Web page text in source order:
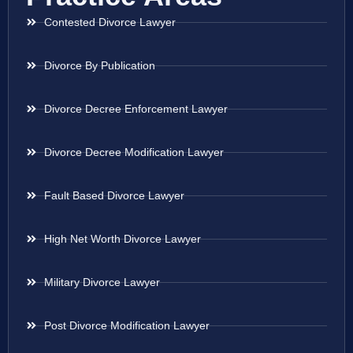
Contested Divorce Lawyer
Divorce By Publication
Divorce Decree Enforcement Lawyer
Divorce Decree Modification Lawyer
Fault Based Divorce Lawyer
High Net Worth Divorce Lawyer
Military Divorce Lawyer
Post Divorce Modification Lawyer